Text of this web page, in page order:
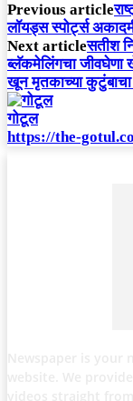
Previous article
लॉयड्स स्पोर्ट्स
Next articleसतीश
ब्लॅकमेलिंगचा जीवघेणा
खून मृतकाच्या
गोटूल
https://the-